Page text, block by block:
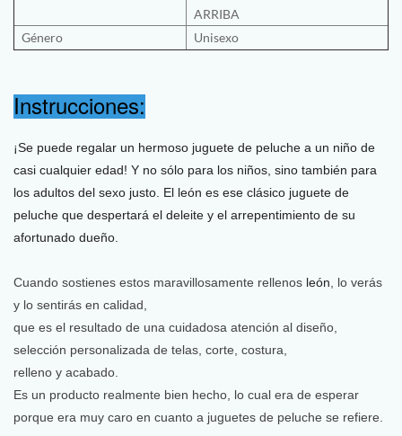
ARRIBA
Género
Unisexo
Instrucciones:
¡Se puede regalar un hermoso juguete de peluche a un niño de
casi cualquier edad! Y no sólo para los niños, sino también para
los adultos del sexo justo. El león es ese clásico juguete de
peluche que despertará el deleite y el arrepentimiento de su
afortunado dueño.
Cuando sostienes estos maravillosamente rellenos león , lo verás
y lo sentirás en calidad,
que es el resultado de una cuidadosa atención al diseño,
selección personalizada de telas, corte, costura,
relleno y acabado.
Es un producto realmente bien hecho, lo cual era de esperar
porque era muy caro en cuanto a juguetes de peluche se refiere.